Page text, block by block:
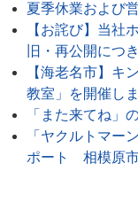
夏季休業および
【お詫び】当社
旧・再公開につ
【海老名市】キ
教室」を開催し
「また来てね」
「ヤクルトマー
ポート 相模原